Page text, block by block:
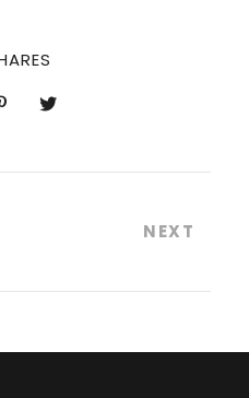
NEXT